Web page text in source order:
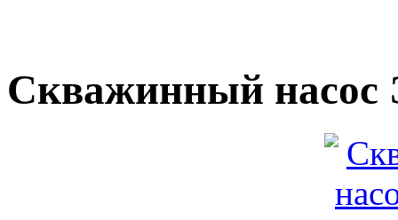
Скважинный насос